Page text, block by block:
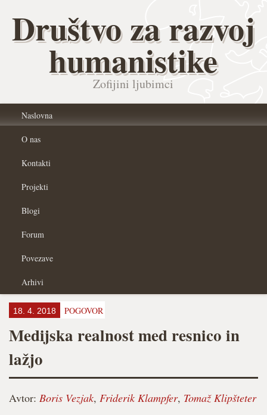
Društvo za razvoj
humanistike
Zofijini ljubimci
Naslovna
O nas
Kontakti
Projekti
Blogi
Forum
Povezave
Arhivi
18. 4. 2018 POGOVOR
Medijska realnost med resnico in
lažjo
Avtor: Boris Vezjak, Friderik Klampfer, Tomaž Klipšteter